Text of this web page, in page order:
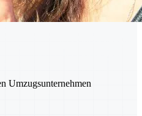
Umzugsunternehmen